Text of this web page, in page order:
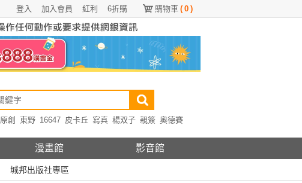
購物車 ( 0 )
6折購
紅利
加入會員
登入
原創 東野 16647 皮卡丘 寫真 楊双子 親簽 奧德賽
漫畫館 影音館
城邦出版社專區